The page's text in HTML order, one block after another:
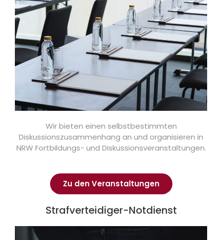
Wir bieten einen selbstbestimmten
Diskussionszusammenhang an und organisieren in
NRW Fortbildungs- und Diskussionsveranstaltungen.
Zu den Veranstaltungen
Strafverteidiger-Notdienst